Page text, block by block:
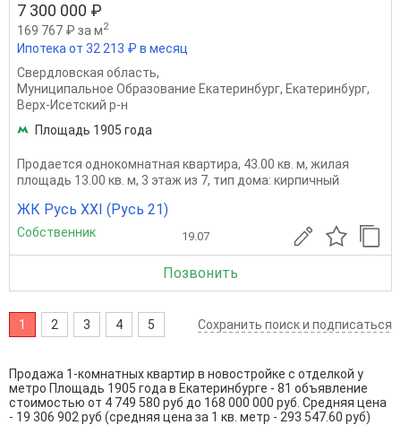
7 300 000 ₽
169 767 ₽ за м2
Ипотека от 32 213 ₽ в месяц
Свердловская область,
Муниципальное Образование Екатеринбург, Екатеринбург,
Верх-Исетский р-н
Площадь 1905 года
Продается однокомнатная квартира, 43.00 кв. м, жилая
площадь 13.00 кв. м, 3 этаж из 7, тип дома: кирпичный
ЖК Русь XXI (Русь 21)
Собственник 19.07
Позвонить
1 2 3 4 5 Сохранить поиск и подписаться
Продажа 1-комнатных квартир в новостройке с отделкой у
метро Площадь 1905 года в Екатеринбурге - 81 объявление
стоимостью от 4 749 580 руб до 168 000 000 руб. Средняя цена
- 19 306 902 руб (средняя цена за 1 кв. метр - 293 547.60 руб)